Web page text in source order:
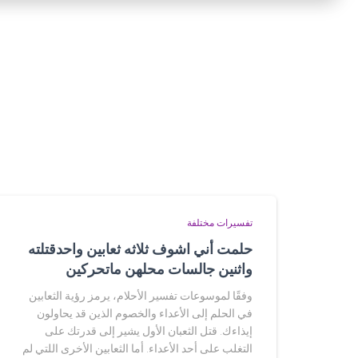
تفسيرات مختلفة
حلمت أني اشوف ثلاثه ثعابين واحدقتلته
واثنين جالسات محلهن ماتحركين
وفقًا لموسوعات تفسير الأحلام، يرمز رؤية الثعابين
في الحلم إلى الأعداء والخصوم الذين قد يحاولون
إيذاءك. قتل الثعبان الأول يشير إلى قدرتك على
التغلب على أحد الأعداء. أما الثعابين الأخرى اللتي لم